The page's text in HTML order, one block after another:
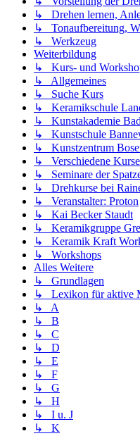
↳ Drehen lernen,
↳ Tonaufbereitung,
↳ Werkzeug
Weiterbildung
↳ Kurs- und
↳ Allgemeines
↳ Suche Kurs
↳ Keramikschule
↳ Kunstakademie
↳ Kunstschule
↳ Kunstzentrum
↳ Verschiedene Kurse
↳ Seminare der
↳ Drehkurse bei
↳ Veranstalter: Proton
↳ Kai Becker Staudt
↳ Keramikgruppe
↳ Keramik Kraft
↳ Workshops
Alles Weitere
↳ Grundlagen
↳ Lexikon für aktive
↳ A
↳ B
↳ C
↳ D
↳ E
↳ F
↳ G
↳ H
↳ I u. J
↳ K